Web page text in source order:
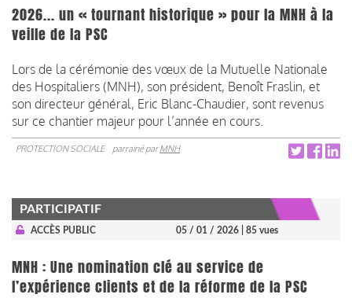
2026... un « tournant historique » pour la MNH à la
veille de la PSC
Lors de la cérémonie des vœux de la Mutuelle Nationale
des Hospitaliers (MNH), son président, Benoît Fraslin, et
son directeur général, Eric Blanc-Chaudier, sont revenus
sur ce chantier majeur pour l’année en cours.
PROTECTION SOCIALE parrainé parMNH
PARTICIPATIF
ACCÈS PUBLIC 05 / 01 / 2026 | 85 vues
MNH : Une nomination clé au service de
l’expérience clients et de la réforme de la PSC